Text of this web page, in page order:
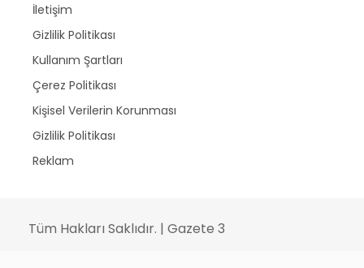
İletişim
Gizlilik Politikası
Kullanım Şartları
Çerez Politikası
Kişisel Verilerin Korunması
Gizlilik Politikası
Reklam
Tüm Hakları Saklıdır. | Gazete 3